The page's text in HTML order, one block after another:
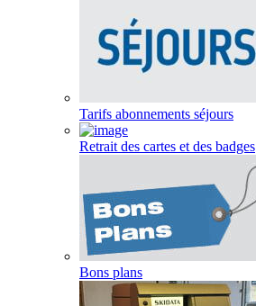
Tarifs abonnements séjours
Retrait des cartes et des badges
Bons plans